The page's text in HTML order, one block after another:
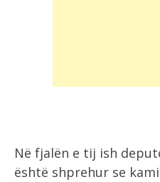
Në fjalën e tij ish
është shprehur se